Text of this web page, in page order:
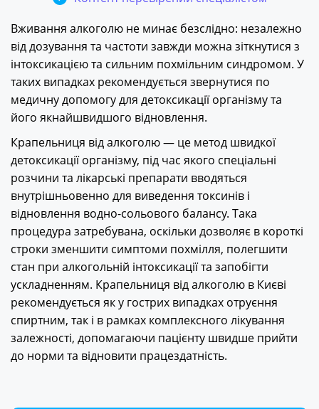
Вживання алкоголю не минає безслідно: незалежно
від дозування та частоти завжди можна зіткнутися з
інтоксикацією та сильним похмільним синдромом. У
таких випадках рекомендується звернутися по
медичну допомогу для детоксикації організму та
його якнайшвидшого відновлення.
Крапельниця від алкоголю — це метод швидкої
детоксикації організму, під час якого спеціальні
розчини та лікарські препарати вводяться
внутрішньовенно для виведення токсинів і
відновлення водно-сольового балансу. Така
процедура затребувана, оскільки дозволяє в короткі
строки зменшити симптоми похмілля, полегшити
стан при алкогольній інтоксикації та запобігти
ускладненням. Крапельниця від алкоголю в Києві
рекомендується як у гострих випадках отруєння
спиртним, так і в рамках комплексного лікування
залежності, допомагаючи пацієнту швидше прийти
до норми та відновити працездатність.